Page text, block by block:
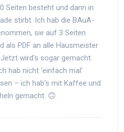
Seiten besteht und dann in
stirbt. Ich hab die BAuA-
sie auf 3 Seiten
als PDF an alle Hausmeister
wird’s sogar gemacht.
hab nicht ‘einfach mal’
– ich hab’s mit Kaffee und
gemacht. 🙃